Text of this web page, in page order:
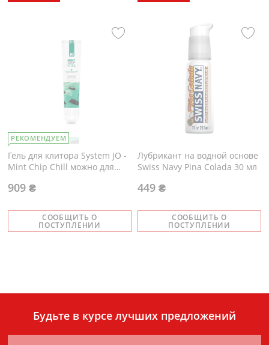
РЕКОМЕНДУЕМ
Гель для клитора System JO -
Mint Chip Chill можно для
охлаждением
СООБЩИТЬ О
ПОСТУПЛЕНИИ
909 ₴
Лубрикант на водной основе
Swiss Navy Pina Colada 30 мл
СООБЩИТЬ О
ПОСТУПЛЕНИИ
449 ₴
Будьте в курсе лучших предложений